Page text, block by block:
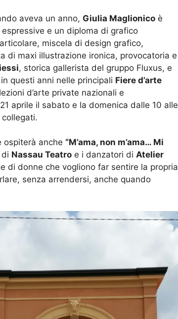
aveva un anno, Giulia Maglionico è
e un diploma di grafico
miscela di design grafico,
di maxi illustrazione ironica, provocatoria e
, storica gallerista del gruppo Fluxus, e
questi anni nelle principali Fiere d’arte
d’arte private nazionali e
aprile il sabato e la domenica dalle 10 alle
ospiterà anche “M’ama, non m’ama… Mi
Nassau Teatro e i danzatori di Atelier
di donne che vogliono far sentire la propria
senza arrendersi, anche quando